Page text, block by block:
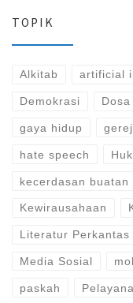
TOPIK
Alkitab artificial
Demokrasi
gaya hidup
hate speech
kecerdasan buatan
Kewirausahaan
Literatur Perkantas
Media Sosial
paskah